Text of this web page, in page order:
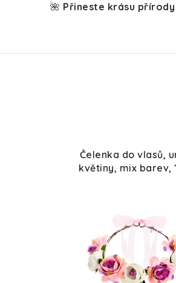
🌺 Přineste krásu
Čelenka do vlasů,
květiny, mix barev,